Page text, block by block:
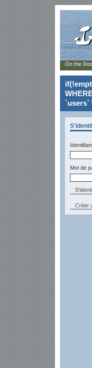
`users`
Mot de
Créer
On the